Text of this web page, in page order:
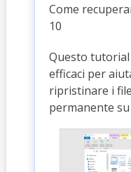
Come
10
Questo
efficaci per
ripristinare i
permanente